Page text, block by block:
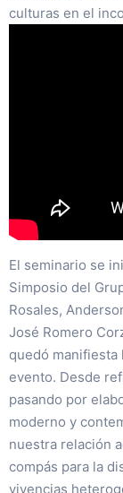
culturas en el
El seminario se
Simposio del
Rosales,
José Romero
quedó manifiesta
evento. Desde
pasando por
moderno y
nuestra relación
compás para la
vivencias